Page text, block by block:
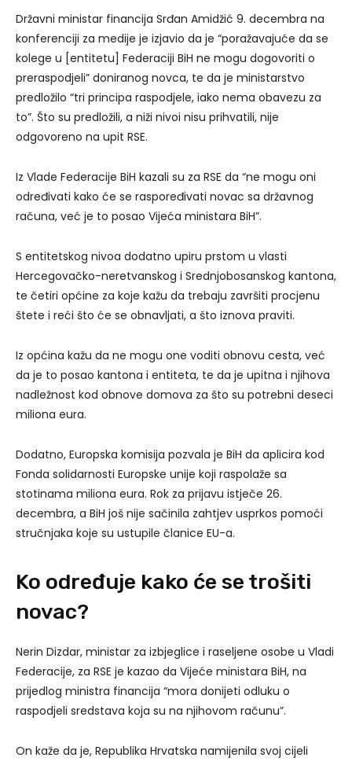
Državni ministar financija Srđan Amidžić 9. decembra na
konferenciji za medije je izjavio da je “poražavajuće da se
kolege u [entitetu] Federaciji BiH ne mogu dogovoriti o
preraspodjeli” doniranog novca, te da je ministarstvo
predložilo “tri principa raspodjele, iako nema obavezu za
to”. Što su predložili, a niži nivoi nisu prihvatili, nije
odgovoreno na upit RSE.
Iz Vlade Federacije BiH kazali su za RSE da “ne mogu oni
određivati kako će se raspoređivati novac sa državnog
računa, već je to posao Vijeća ministara BiH”.
S entitetskog nivoa dodatno upiru prstom u vlasti
Hercegovačko-neretvanskog i Srednjobosanskog kantona,
te četiri općine za koje kažu da trebaju završiti procjenu
štete i reći što će se obnavljati, a što iznova praviti.
Iz općina kažu da ne mogu one voditi obnovu cesta, već
da je to posao kantona i entiteta, te da je upitna i njihova
nadležnost kod obnove domova za što su potrebni deseci
miliona eura.
Dodatno, Europska komisija pozvala je BiH da aplicira kod
Fonda solidarnosti Europske unije koji raspolaže sa
stotinama miliona eura. Rok za prijavu istječe 26.
decembra, a BiH još nije sačinila zahtjev usprkos pomoći
stručnjaka koje su ustupile članice EU-a.
Ko određuje kako će se trošiti
novac?
Nerin Dizdar, ministar za izbjeglice i raseljene osobe u Vladi
Federacije, za RSE je kazao da Vijeće ministara BiH, na
prijedlog ministra financija “mora donijeti odluku o
raspodjeli sredstava koja su na njihovom računu”.
On kaže da je, Republika Hrvatska namijenila svoj cijeli